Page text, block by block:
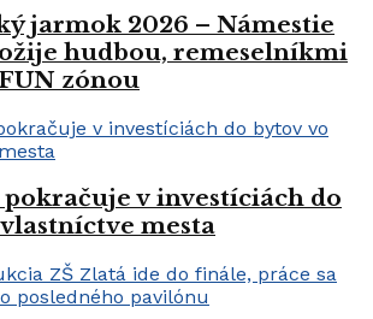
jarmok 2026 – Námestie
hudbou, remeselníkmi
zónou
pokračuje v investíciách do
mesta